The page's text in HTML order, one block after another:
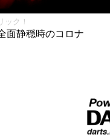
ク！
面静穏時のコロナ